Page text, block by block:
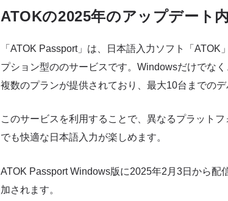
ATOKの2025年のアップデート
「ATOK Passport」は、日本語入力ソフト「
プション型ののサービスです。Windowsだけでな
複数のプランが提供されており、最大10台までのデ
このサービスを利用することで、異なるプラット
でも快適な日本語入力が楽しめます。
ATOK Passport Windows版に2025年2月3日から配
加されます。